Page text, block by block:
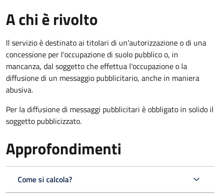
A chi è rivolto
Il servizio è destinato ai titolari di un'autorizzazione o di una
concessione per l'occupazione di suolo pubblico o, in
mancanza, dal soggetto che effettua l'occupazione o la
diffusione di un messaggio pubblicitario, anche in maniera
abusiva.
Per la diffusione di messaggi pubblicitari è obbligato in solido il
soggetto pubblicizzato.
Approfondimenti
Come si calcola?